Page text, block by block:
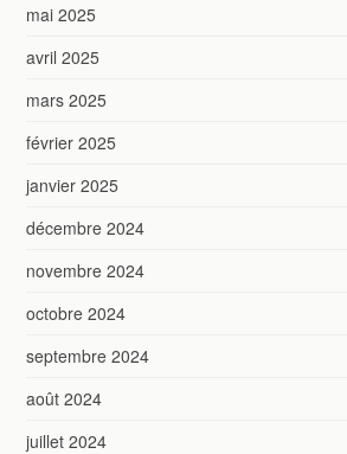
mai 2025
avril 2025
mars 2025
février 2025
janvier 2025
décembre 2024
novembre 2024
octobre 2024
septembre 2024
août 2024
juillet 2024